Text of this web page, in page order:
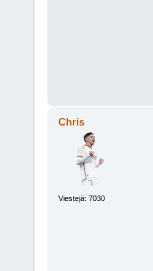
Chris
Viestejä: 7030